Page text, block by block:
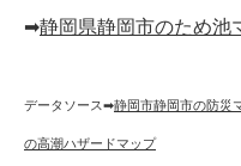
➡︎静岡県静岡市のため池
データソース➡︎静岡市静岡市の防災
の高潮ハザードマップ